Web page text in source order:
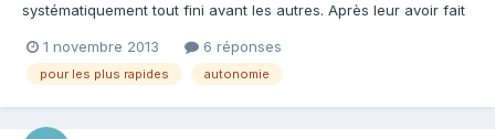
systématiquement tout fini avant les autres. Après leur avoir fait
bien leur proposer autre chose. Des activités qui font réfléchir
autrement, qui font manipuler, ou des...
1 novembre 2013 6 réponses
pour les plus rapides autonomie